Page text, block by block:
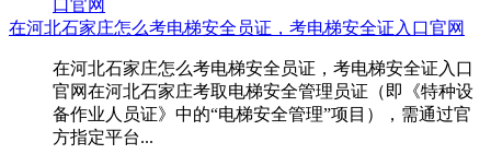
在河北石家庄怎么考电梯安全员证，考电梯安全证入口官网
在河北石家庄怎么考电梯安全员证，考电梯安全证入口
官网在河北石家庄考取‌电梯安全管理员证‌（即《特种设
备作业人员证》中的“电梯安全管理”项目），需通过官
方指定平台...